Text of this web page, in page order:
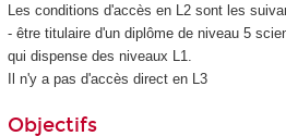
Les conditions d'accès en L2 sont les
- être titulaire d'un diplôme de niveau 5
qui dispense des niveaux L1.
Il n'y a pas d'accès direct en L3
Objectifs